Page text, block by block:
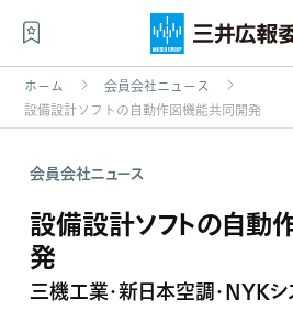
ホーム
会員会社ニュース
設備設計ソフトの自動作図機能共同開発
会員会社ニュース
設備設計ソフトの自動
発
三機工業・新日本空調・NYKシ